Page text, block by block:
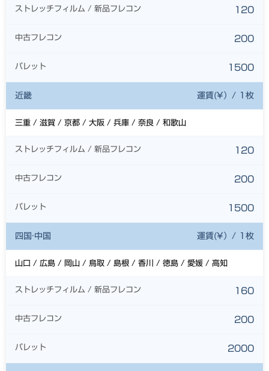
ストレッチフィルム / 新品フレコン 120
中古フレコン 200
パレット 1500
近畿 運賃(¥）/ 1枚
三重 / 滋賀 / 京都 / 大阪 / 兵庫 / 奈良 / 和歌山
ストレッチフィルム / 新品フレコン 120
中古フレコン 200
パレット 1500
四国·中国 運賃(¥）/ 1枚
山口 / 広島 / 岡山 / 鳥取 / 島根 / 香川 / 徳島 / 愛媛 / 高知
ストレッチフィルム / 新品フレコン 160
中古フレコン 200
パレット 2000